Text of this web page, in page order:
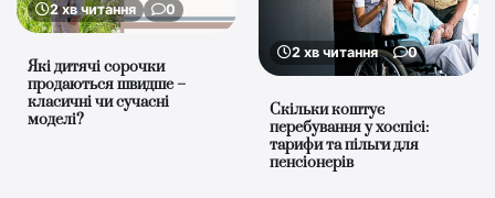
2 хв читання 0
Які дитячі сорочки
продаються швидше –
класичні чи сучасні
моделі?
2 хв читання 0
Скільки коштує
перебування у хоспісі:
тарифи та пільги для
пенсіонерів